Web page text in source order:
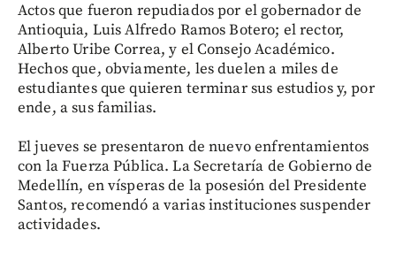
Actos que fueron repudiados por el gobernador de
Antioquia, Luis Alfredo Ramos Botero; el rector,
Alberto Uribe Correa, y el Consejo Académico.
Hechos que, obviamente, les duelen a miles de
estudiantes que quieren terminar sus estudios y, por
ende, a sus familias.
El jueves se presentaron de nuevo enfrentamientos
con la Fuerza Pública. La Secretaría de Gobierno de
Medellín, en vísperas de la posesión del Presidente
Santos, recomendó a varias instituciones suspender
actividades.